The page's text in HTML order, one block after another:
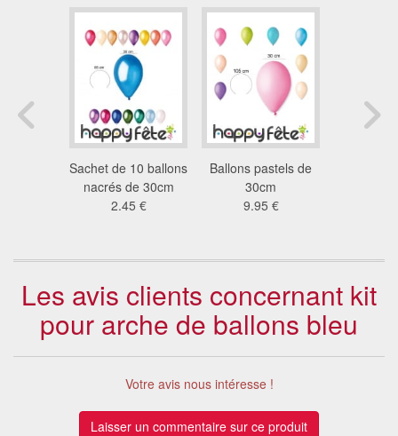
Sachet de 10 ballons
nacrés de 30cm
2.45 €
Ballons pastels de
30cm
9.95 €
Les avis clients concernant kit
pour arche de ballons bleu
Votre avis nous intéresse !
Laisser un commentaire sur ce produit